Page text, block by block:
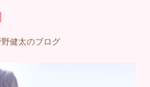
健太のブログ